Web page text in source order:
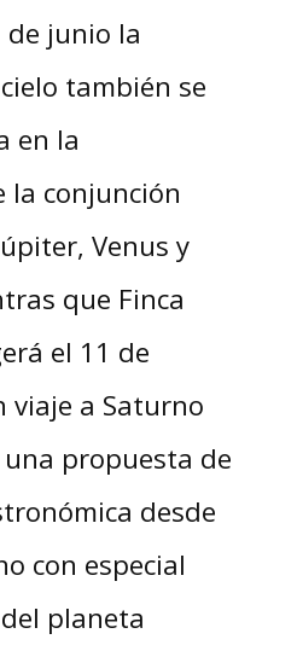
de junio la
también se
en la
la conjunción
Venus y
que Finca
el 11 de
viaje a Saturno
una propuesta de
desde
con especial
planeta